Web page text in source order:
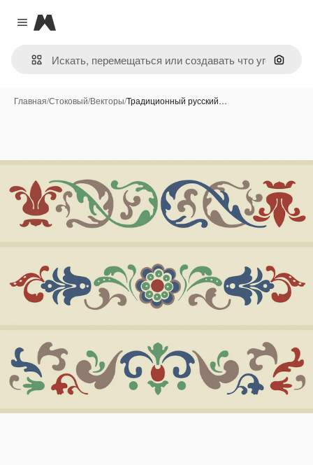
Close menu
Magnific
Поиск
Главная/Стоковый/Векторы/Традиционный русский…